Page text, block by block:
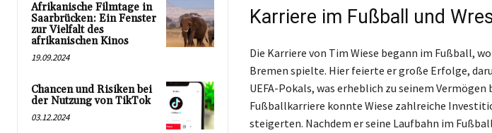
Afrikanische Filmtage in
Saarbrücken: Ein Fenster
zur Vielfalt des
afrikanischen Kinos
19.09.2024
Chancen und Risiken bei
der Nutzung von TikTok
03.12.2024
Karriere im Fußball und
Die Karriere von Tim Wiese begann im Fußball,
Bremen spielte. Hier feierte er große Erfolge,
UEFA-Pokals, was erheblich zu seinem
Fußballkarriere konnte Wiese zahlreiche
steigerten. Nachdem er seine Laufbahn im